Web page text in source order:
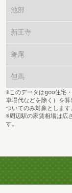
池部
新王寺
箸尾
但馬
※このデータはgoo住宅
車場代などを除く）を
ついてのみ対象とします
※周辺駅の家賃相場は広
す。